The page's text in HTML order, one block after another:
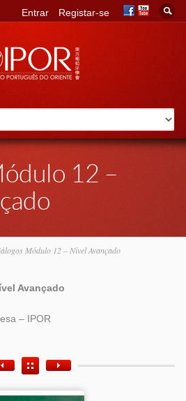
Entrar Registar-se
12 –
Módulo 12 – Nível Avançado
Avançado
– IPOR